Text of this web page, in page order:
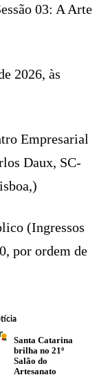
03: A Arte
2026, às
Empresarial
Daux, SC-
(Ingressos
por ordem de
Santa Catarina
brilha no 21º
Salão do
Artesanato